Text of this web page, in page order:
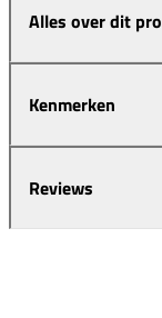
Alles over dit
Kenmerken
Reviews